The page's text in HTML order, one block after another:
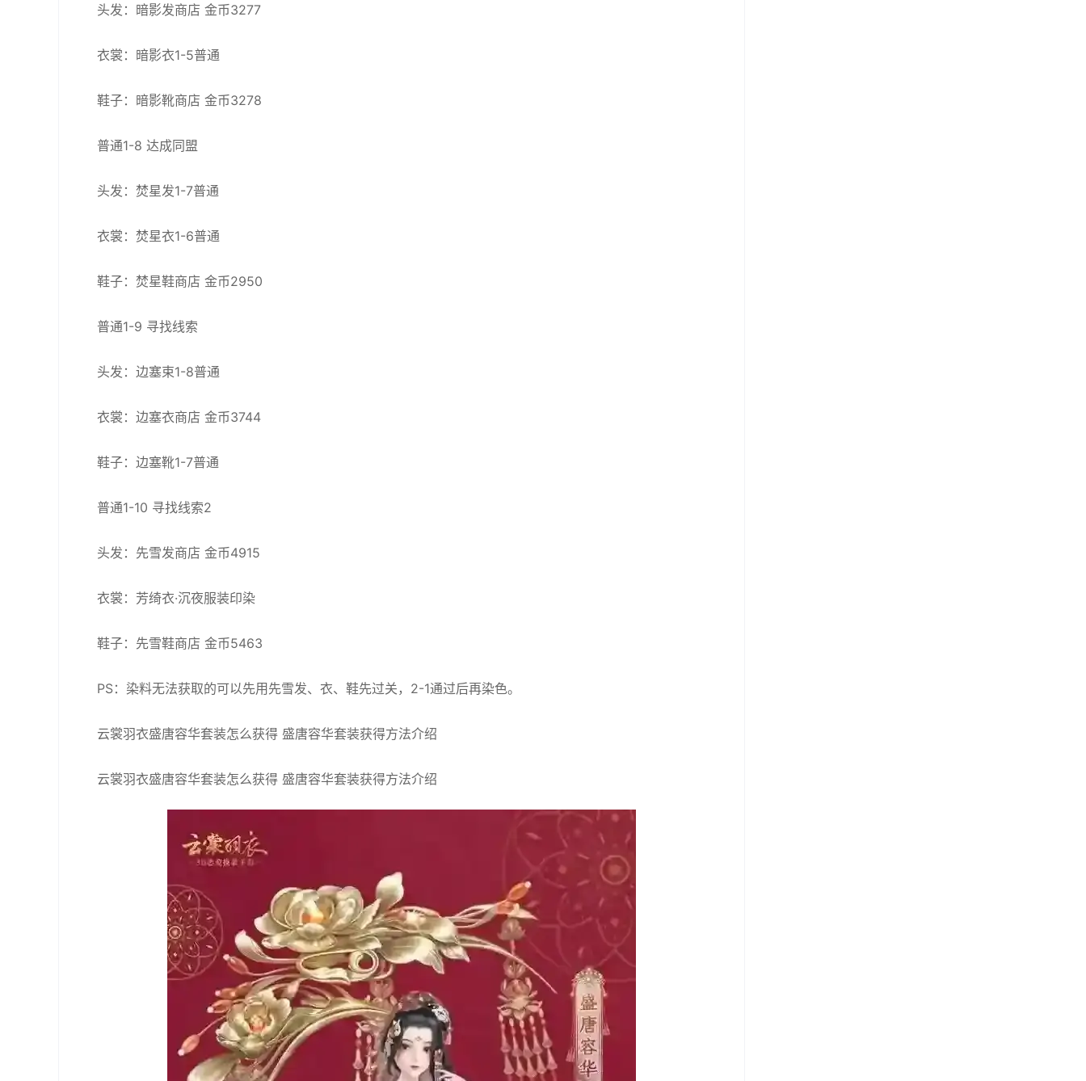
头发：暗影发商店 金币3277
衣裳：暗影衣1-5普通
鞋子：暗影靴商店 金币3278
普通1-8 达成同盟
头发：焚星发1-7普通
衣裳：焚星衣1-6普通
鞋子：焚星鞋商店 金币2950
普通1-9 寻找线索
头发：边塞束1-8普通
衣裳：边塞衣商店 金币3744
鞋子：边塞靴1-7普通
普通1-10 寻找线索2
头发：先雪发商店 金币4915
衣裳：芳绮衣·沉夜服装印染
鞋子：先雪鞋商店 金币5463
PS：染料无法获取的可以先用先雪发、衣、鞋先过关，2-1通过后再染色。
云裳羽衣盛唐容华套装怎么获得 盛唐容华套装获得方法介绍
云裳羽衣盛唐容华套装怎么获得 盛唐容华套装获得方法介绍